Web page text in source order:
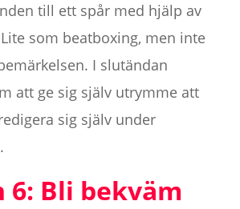
till ett spår med hjälp av
som beatboxing, men inte
I slutändan
att ge sig själv utrymme att
sig själv under
6: Bli bekväm